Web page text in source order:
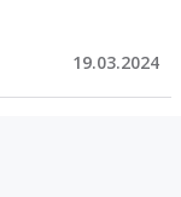
19.03.2024